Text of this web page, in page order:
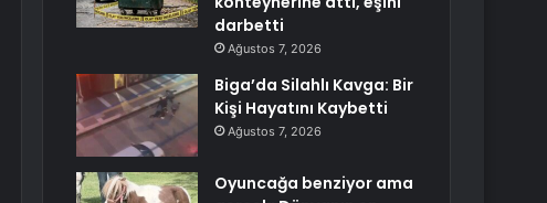
darbetti
Ağustos 7, 2026
Biga’da Silahlı Kavga: Bir
Kişi Hayatını Kaybetti
Ağustos 7, 2026
Oyuncağa benziyor ama